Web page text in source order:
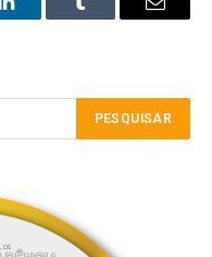
LinkedInTumblr Email